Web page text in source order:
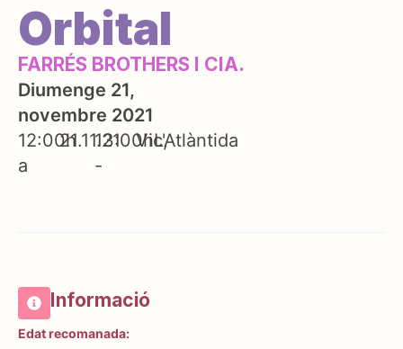
Orbital
FARRÉS BROTHERS I CIA.
Diumenge 21,
novembre 2021
12:00h
a
21.11.2113:00h
-
VicL'Atlàntida
Informació
Edat recomanada: